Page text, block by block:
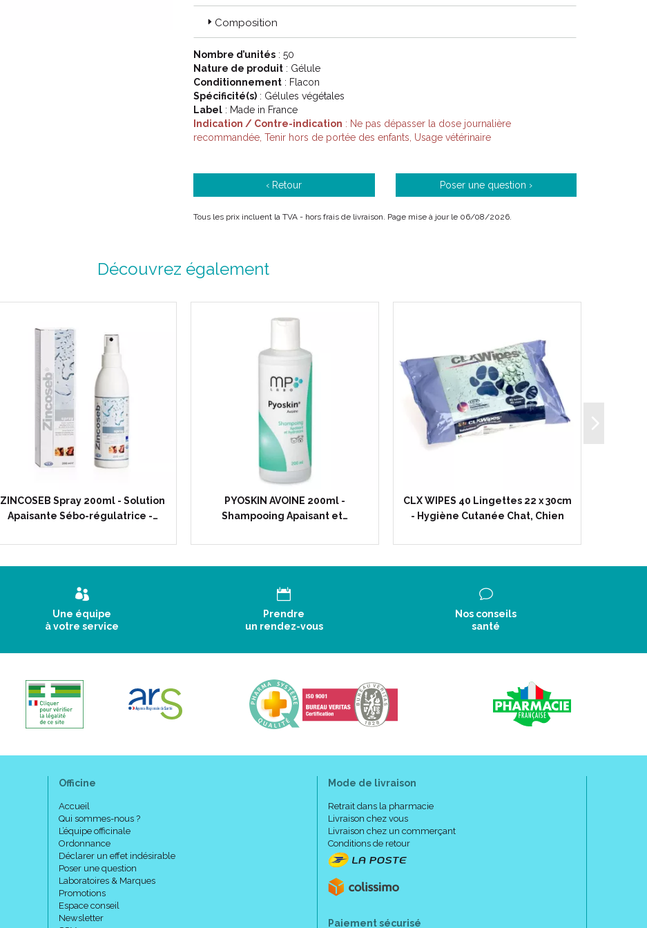
qui les signes sont moins visibles : il devient moins actifs, dort plus, a du mal à
grimper sur les meubles et devient réticent aux caresses…
Code ACL : 7691941
Code EAN : 3401176919412
Composition
Nombre d’unités : 50
Nature de produit : Gélule
Conditionnement : Flacon
Spécificité(s) : Gélules végétales
Label : Made in France
Indication / Contre-indication : Ne pas dépasser la dose journalière
recommandée, Tenir hors de portée des enfants, Usage vétérinaire
‹ Retour Poser une question ›
Tous les prix incluent la TVA - hors frais de livraison. Page mise à jour le 06/08/2026.
Découvrez également
ZINCOSEB Spray 200ml - Solution
Apaisante Sébo-régulatrice -…
PYOSKIN AVOINE 200ml -
Shampooing Apaisant et…
CLX WIPES 40 Lingettes 22 x 30cm
- Hygiène Cutanée Chat, Chien
Une équipe
à votre service
Prendre
un rendez-vous
Nos conseils
santé
Officine
Accueil
Qui sommes-nous ?
L’équipe officinale
Ordonnance
Déclarer un effet indésirable
Poser une question
Laboratoires & Marques
Promotions
Espace conseil
Newsletter
Mode de livraison
Retrait dans la pharmacie
Livraison chez vous
Livraison chez un commerçant
Conditions de retour
Paiement sécurisé